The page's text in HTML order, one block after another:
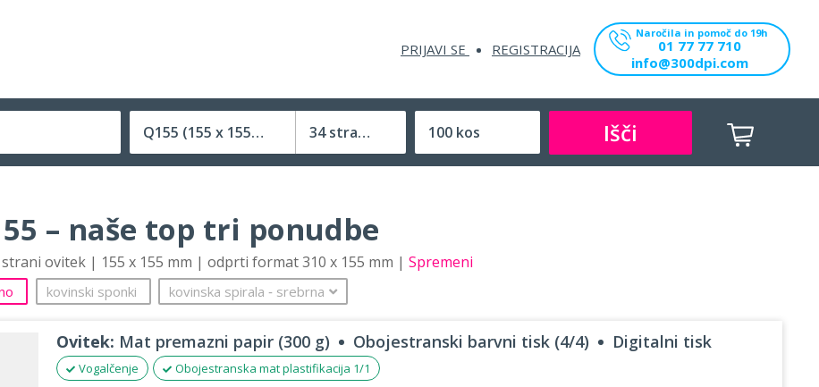
PRIJAVI SE REGISTRACIJA
Naročila in pomoč do 19h
01 77 77 710
info@300dpi.com
Q155 (155 x 155 mm)
Velikost (zaprte) tiskovine
34 strani Išči
– naše top tri ponudbe
ovitek | 155 x 155 mm | odprti format 310 x 155 mm | Spremeni
kovinski sponki kovinska spirala ‐ srebrna
Ovitek: Mat premazni papir (300 g) Obojestranski barvni tisk (4/4) Digitalni tisk
Vogalčenje Obojestranska mat plastifikacija 1/1